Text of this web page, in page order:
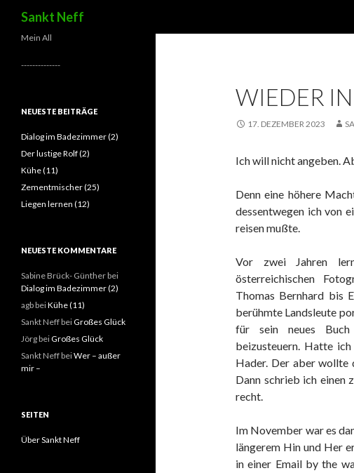
Sankt Neff
WIEDER
17. DEZEMBER 2023
Ich will nicht angeben.
Denn eine höhere
dessentwegen ich von
reisen mußte.
Vor zwei Jahren
österreichischen
Thomas Bernhard bis
berühmte Landsleute
für sein neues
beizusteuern. Hatte
Hader. Der aber wollte
Dann schrieb ich einen
recht.
Im November war es
längerem Hin und Her
in einer Email by the
Mein All
--------------
NEUESTE BEITRÄGE
Dialog im Badezimmer (2)
Der lustige Rolf (2)
Kühe (11)
Zementmischer (25)
Liegen lernen (12)
NEUESTE KOMMENTARE
Sabine Brück- Güntherbei
Dialog im Badezimmer (2)
agbbeiKühe (11)
Sankt NeffbeiGroßes Glück
JörgbeiGroßes Glück
Sankt NeffbeiWer – außer
mir –
SEITEN
Über Sankt Neff